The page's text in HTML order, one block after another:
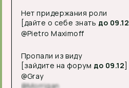
Нет придержания роли
[дайте о себе знать до 09.12
@Pietro Maximoff
Пропали из виду
[зайдите на форум до 09.12]
@Gray
@Morrigan